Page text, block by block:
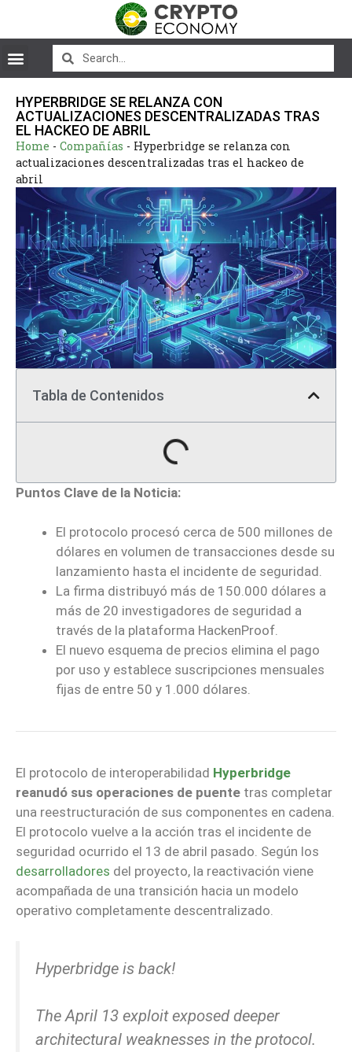
HYPERBRIDGE SE RELANZA CON
ACTUALIZACIONES DESCENTRALIZADAS TRAS
EL HACKEO DE ABRIL
Home - Compañías - Hyperbridge se relanza con
actualizaciones descentralizadas tras el hackeo de
abril
Tabla de Contenidos
Puntos Clave de la Noticia:
El protocolo procesó cerca de 500 millones de
dólares en volumen de transacciones desde su
lanzamiento hasta el incidente de seguridad.
La firma distribuyó más de 150.000 dólares a
más de 20 investigadores de seguridad a
través de la plataforma HackenProof.
El nuevo esquema de precios elimina el pago
por uso y establece suscripciones mensuales
fijas de entre 50 y 1.000 dólares.
El protocolo de interoperabilidad Hyperbridge
reanudó sus operaciones de puente tras completar
una reestructuración de sus componentes en cadena.
El protocolo vuelve a la acción tras el incidente de
seguridad ocurrido el 13 de abril pasado. Según los
desarrolladores del proyecto, la reactivación viene
acompañada de una transición hacia un modelo
operativo completamente descentralizado.
Hyperbridge is back!
The April 13 exploit exposed deeper
architectural weaknesses in the protocol.